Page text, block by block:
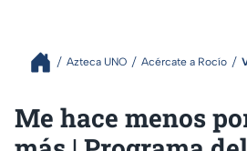
Azteca UNO Acércate a Rocío
Me hace menos